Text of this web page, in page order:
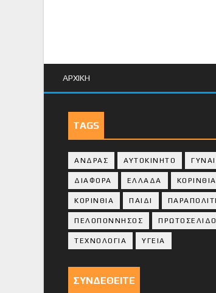
ΑΡΧΙΚΗ
TAGS
ΑΝΔΡΑΣ ΑΥΤΟΚΙΝΗΤΟ
ΔΙΑΦΟΡΑ ΕΛΛΑΔΑ ΚΟΡΙΝΘΙΑ
ΚΟΡΙΝΘΙA ΠΑΙΔΙ
ΠΕΛΟΠΟΝΝΗΣΟΣ ΠΡΩΤΟΣΕΛΙΔΟ
ΤΕΧΝΟΛΟΓΙΑ ΥΓΕΙΑ
ΣΥΝΔΕΘΕΙΤΕ